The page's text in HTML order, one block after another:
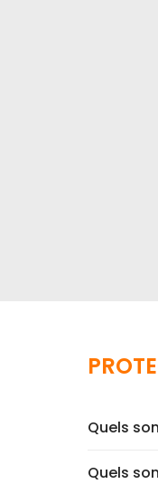
Quels
Quels